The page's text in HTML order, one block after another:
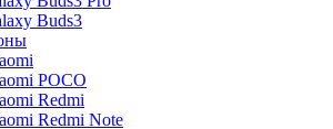
Buds3
POCO
Redmi
Redmi Note